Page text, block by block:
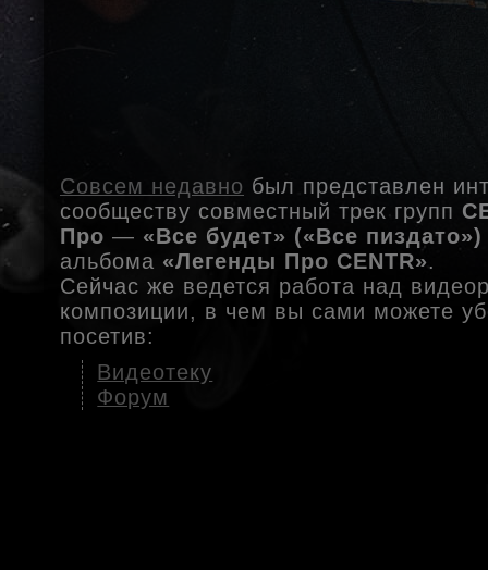
Совсем недавно был представлен
сообществу совместный трек групп
Про — «Все будет» («Все пиздато»)
альбома «Легенды Про CENTR».
Сейчас же ведется работа над
композиции, в чем вы сами можете
посетив:
Видеотеку
Форум